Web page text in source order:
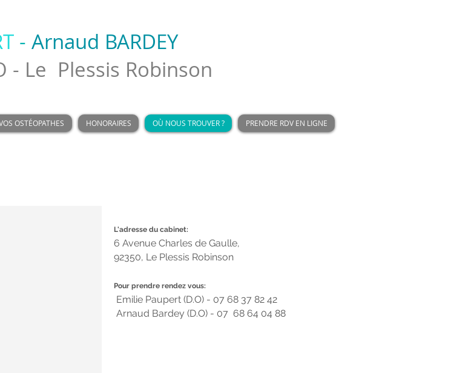
- Arnaud BARDEY
- Le Plessis Robinson
OSTÉOPATHES HONORAIRES OÙ NOUS TROUVER ? PRENDRE RDV EN LIGNE
L'adresse du cabinet:
6 Avenue Charles de Gaulle,
92350, Le Plessis Robinson
Pour prendre rendez vous:
Emilie Paupert (D.O) - 07 68 37 82 42
Arnaud Bardey (D.O) - 07 68 64 04 88